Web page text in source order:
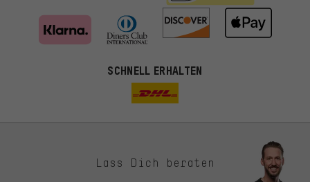
SCHNELL ERHALTEN
Lass Dich beraten